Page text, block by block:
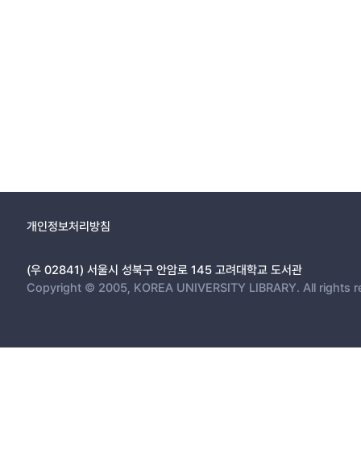
개인정보처리방침
(우 02841) 서울시 성북구 안암로 145 고려대학교 도서관
Copyright © 2005, KOREA UNIVERSITY LIBRARY. All rights